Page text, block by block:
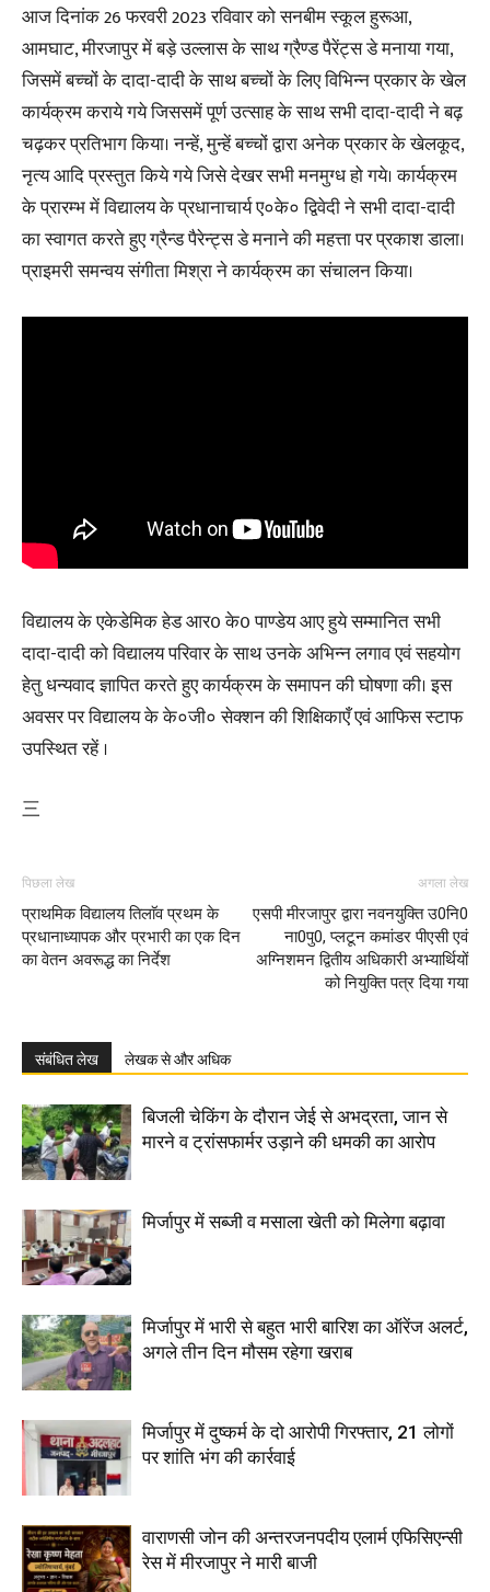
आज दिनांक 26 फरवरी 2023 रविवार को सनबीम स्कूल हुरूआ,
आमघाट, मीरजापुर में बड़े उल्लास के साथ ग्रैण्ड पैरेंट्स डे मनाया गया,
जिसमें बच्चों के दादा-दादी के साथ बच्चों के लिए विभिन्न प्रकार के खेल
कार्यक्रम कराये गये जिससमें पूर्ण उत्साह के साथ सभी दादा-दादी ने बढ़
चढ़कर प्रतिभाग किया। नन्हें, मुन्हें बच्चों द्वारा अनेक प्रकार के खेलकूद,
नृत्य आदि प्रस्तुत किये गये जिसे देखर सभी मनमुग्ध हो गये। कार्यक्रम
के प्रारम्भ में विद्यालय के प्रधानाचार्य ए०के० द्विवेदी ने सभी दादा-दादी
का स्वागत करते हुए ग्रैन्ड पैरेन्ट्स डे मनाने की महत्ता पर प्रकाश डाला।
प्राइमरी समन्वय संगीता मिश्रा ने कार्यक्रम का संचालन किया।
विद्यालय के एकेडेमिक हेड आर0 के0 पाण्डेय आए हुये सम्मानित सभी
दादा-दादी को विद्यालय परिवार के साथ उनके अभिन्न लगाव एवं सहयोग
हेतु धन्यवाद ज्ञापित करते हुए कार्यक्रम के समापन की घोषणा की। इस
अवसर पर विद्यालय के के०जी० सेक्शन की शिक्षिकाएँ एवं आफिस स्टाफ
उपस्थित रहें ।
三
पिछला लेख
प्राथमिक विद्यालय तिलाॅव प्रथम के
प्रधानाध्यापक और प्रभारी का एक दिन
का वेतन अवरूद्ध का निर्देश
अगला लेख
एसपी मीरजापुर द्वारा नवनयुक्ति उ0नि0
ना0पु0, प्लटून कमांडर पीएसी एवं
अग्निशमन द्वितीय अधिकारी अभ्यार्थियों
को नियुक्ति पत्र दिया गया
संबंधित लेख लेखक से और अधिक
बिजली चेकिंग के दौरान जेई से अभद्रता, जान से
मारने व ट्रांसफार्मर उड़ाने की धमकी का आरोप
मिर्जापुर में सब्जी व मसाला खेती को मिलेगा बढ़ावा
मिर्जापुर में भारी से बहुत भारी बारिश का ऑरेंज अलर्ट,
अगले तीन दिन मौसम रहेगा खराब
मिर्जापुर में दुष्कर्म के दो आरोपी गिरफ्तार, 21 लोगों
पर शांति भंग की कार्रवाई
वाराणसी जोन की अन्तरजनपदीय एलार्म एफिसिएन्सी
रेस में मीरजापुर ने मारी बाजी